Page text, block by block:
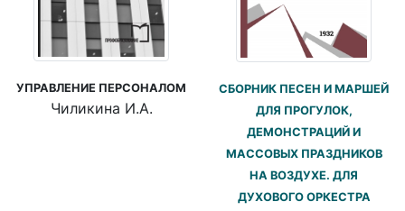
УПРАВЛЕНИЕ ПЕРСОНАЛОМ
Чиликина И.А.
СБОРНИК ПЕСЕН И МАРШЕЙ
ДЛЯ ПРОГУЛОК,
ДЕМОНСТРАЦИЙ И
МАССОВЫХ ПРАЗДНИКОВ
НА ВОЗДУХЕ. ДЛЯ
ДУХОВОГО ОРКЕСТРА